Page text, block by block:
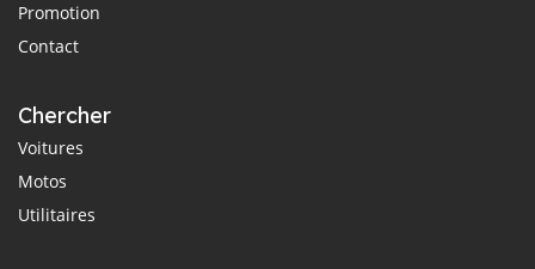
Promotion
Contact
Chercher
Voitures
Motos
Utilitaires